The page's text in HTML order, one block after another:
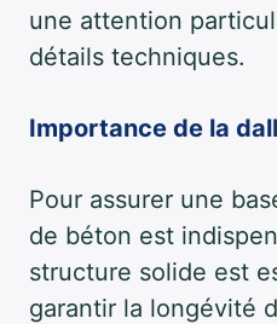
une attention
détails techniques.
Importance de la
Pour assurer une
de béton est
structure solide est
garantir la longévité